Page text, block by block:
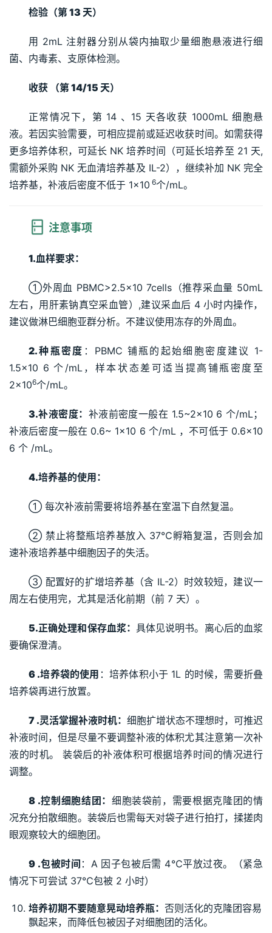
检验（第 13 天）
用 2mL 注射器分别从袋内抽取少量细胞悬液进行细
菌、内毒素、支原体检测。
收获 （第 14/15 天）
正常情况下，第 14 、15 天各收获 1000mL 细胞悬
液。若因实验需要，可相应提前或延迟收获时间。如需获得
更多培养体积，可延长 NK 培养时间（可延长培养至 21 天,
需额外采购 NK 无血清培养基及 IL-2），继续补加 NK 完全
培养基，补液后密度不低于 1×10 6个/mL。
注意事项
1.血样要求：
①外周血 PBMC>2.5×10 7cells（推荐采血量 50mL
左右，用肝素钠真空采血管）,建议采血后 4 小时内操作，
建议做淋巴细胞亚群分析。不建议使用冻存的外周血。
2.种瓶密度 ：PBMC 铺瓶的起始细胞密度建议 1-
1.5×10 6 个/mL，样本状态差可适当提高铺瓶密度至
2×106个/mL。
3.补液密度： 补液前密度一般在 1.5~2×10 6 个/mL；
补液后密度一般在 0.6~ 1×10 6 个/mL ，不可低于 0.6×10
6 个 /mL。
4.培养基的使用：
① 每次补液前需要将培养基在室温下自然复温。
② 禁止将整瓶培养基放入 37℃孵箱复温，否则会加
速补液培养基中细胞因子的失活。
③ 配置好的扩增培养基（含 IL-2）时效较短，建议一
周左右使用完，尤其是活化前期（前 7 天）。
5.正确处理和保存血浆： 具体见说明书。离心后的血浆
要确保澄清。
6 .培养袋的使用 ：培养体积小于 1L 的时候，需要折叠
培养袋再进行放置。
7 .灵活掌握补液时机： 细胞扩增状态不理想时，可推迟
补液时间，但是尽量不要调整补液的体积尤其注意第一次补
液的时机。 装袋后的补液体积可根据培养时间的情况进行
调整。
8 .控制细胞结团： 细胞装袋前，需要根据克隆团的情
况充分拍散细胞。装袋后也需每天对袋子进行拍打，揉搓肉
眼观察较大的细胞团。
9 .包被时间 ：A 因子包被后需 4℃平放过夜。（紧急
情况下可尝试 37℃包被 2 小时）
培养初期不要随意晃动培养瓶： 否则活化的克隆团容易
飘起来，而降低包被因子对细胞团的活化。